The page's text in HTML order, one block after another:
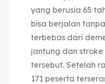
yang berusia 65
bisa berjalan
terbebas dari
jantung dan
tersebut. Setelah
171 peserta